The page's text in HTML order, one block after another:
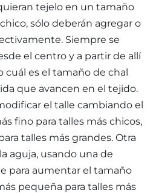
tejelo en un tamaño
sólo deberán agregar o
Siempre se
el centro y a partir de allí
cuál es el tamaño de chal
que avancen en el tejido.
el talle cambiando el
fino para talles más chicos,
talles más grandes. Otra
aguja, usando una de
para aumentar el tamaño
pequeña para talles más